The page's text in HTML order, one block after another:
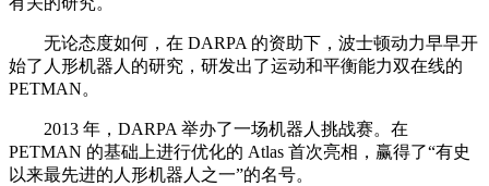
无论态度如何，在 DARPA 的资助下，波士顿动力早早开
始了人形机器人的研究，研发出了运动和平衡能力双在线的
PETMAN。
2013 年，DARPA 举办了一场机器人挑战赛。在
PETMAN 的基础上进行优化的 Atlas 首次亮相，赢得了“有史
以来最先进的人形机器人之一”的名号。